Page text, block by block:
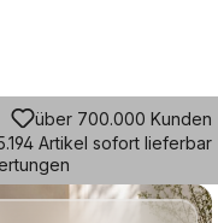
über 700.000 Kunden
Artikel sofort lieferbar